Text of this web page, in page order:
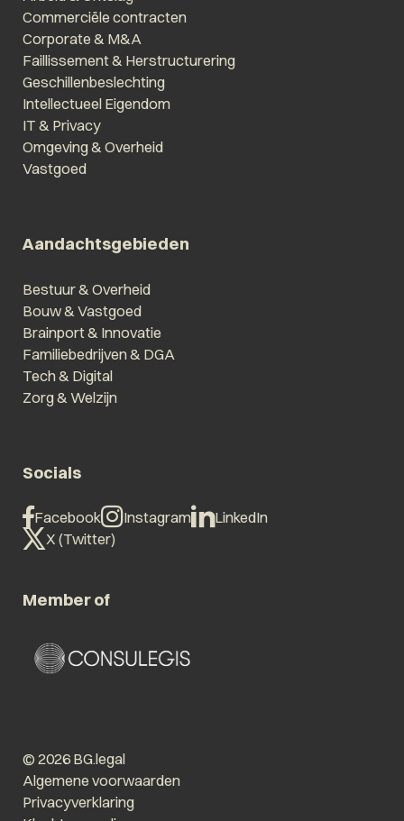
Commerciële contracten
Corporate & M&A
Faillissement & Herstructurering
Geschillenbeslechting
Intellectueel Eigendom
IT & Privacy
Omgeving & Overheid
Vastgoed
Aandachtsgebieden
Bestuur & Overheid
Bouw & Vastgoed
Brainport & Innovatie
Familiebedrijven & DGA
Tech & Digital
Zorg & Welzijn
Socials
Facebook Instagram
LinkedIn
X (Twitter)
Member of
© 2026 BG.legal
Algemene voorwaarden
Privacyverklaring